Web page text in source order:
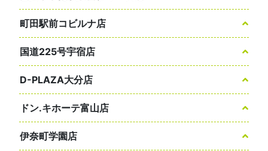
町田駅前コビルナ店
国道225号宇宿店
D-PLAZA大分店
ドン.キホーテ富山店
伊奈町学園店